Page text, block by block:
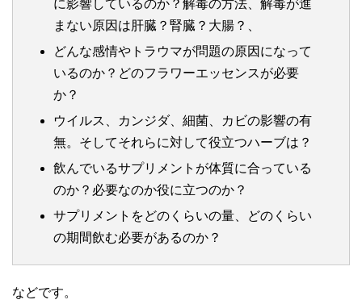
に影響しているのか？解毒の方法、解毒が進
まない原因は肝臓？腎臓？大腸？、
どんな感情やトラウマが問題の原因になって
いるのか？どのフラワーエッセンスが必要
か？
ウイルス、カンジダ、細菌、カビの影響の有
無。そしてそれらに対して役立つハーブは？
飲んでいるサプリメントが体質に合っている
のか？必要なのか役に立つのか？
サプリメントをどのくらいの量、どのくらい
の期間飲む必要があるのか？
などです。